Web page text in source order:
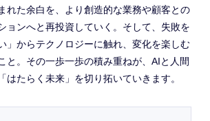
れた余白を、より創造的な業務や顧客との
ョンへと再投資していく。そして、失敗を
」からテクノロジーに触れ、変化を楽しむ
と。その一歩一歩の積み重ねが、AIと人間
はたらく未来」を切り拓いていきます。